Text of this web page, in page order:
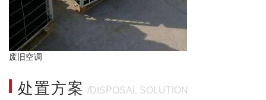
废旧空调
处置方案 /DISPOSAL SOLUTION